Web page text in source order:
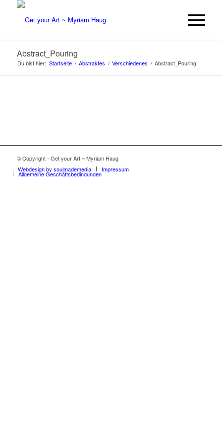
Abstract_Pouring
Du bist hier: Startseite / Abstraktes / Verschiedenes / Abstract_Pouring
© Copyright - Get your Art ~ Myriam Haug
Webdesign by soulmademedia
Impressum
Allgemeine Geschäftsbedingungen